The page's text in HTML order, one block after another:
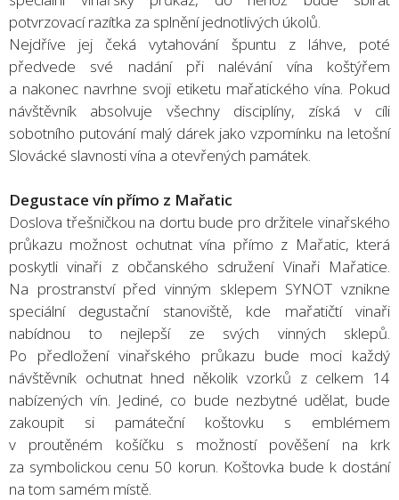
potvrzovací razítka za splnění jednotlivých úkolů.
Nejdříve jej čeká vytahování špuntu z láhve, poté
předvede své nadání při nalévání vína koštýřem
a nakonec navrhne svoji etiketu mařatického vína. Pokud
návštěvník absolvuje všechny disciplíny, získá v cíli
sobotního putování malý dárek jako vzpomínku na letošní
Slovácké slavnosti vína a otevřených památek.
Degustace vín přímo z Mařatic
Doslova třešničkou na dortu bude pro držitele vinařského
průkazu možnost ochutnat vína přímo z Mařatic, která
poskytli vinaři z občanského sdružení Vinaři Mařatice.
Na prostranství před vinným sklepem SYNOT vznikne
speciální degustační stanoviště, kde mařatičtí vinaři
nabídnou to nejlepší ze svých vinných sklepů.
Po předložení vinařského průkazu bude moci každý
návštěvník ochutnat hned několik vzorků z celkem 14
nabízených vín. Jediné, co bude nezbytné udělat, bude
zakoupit si památeční koštovku s emblémem
v proutěném košíčku s možností pověšení na krk
za symbolickou cenu 50 korun. Koštovka bude k dostání
na tom samém místě.